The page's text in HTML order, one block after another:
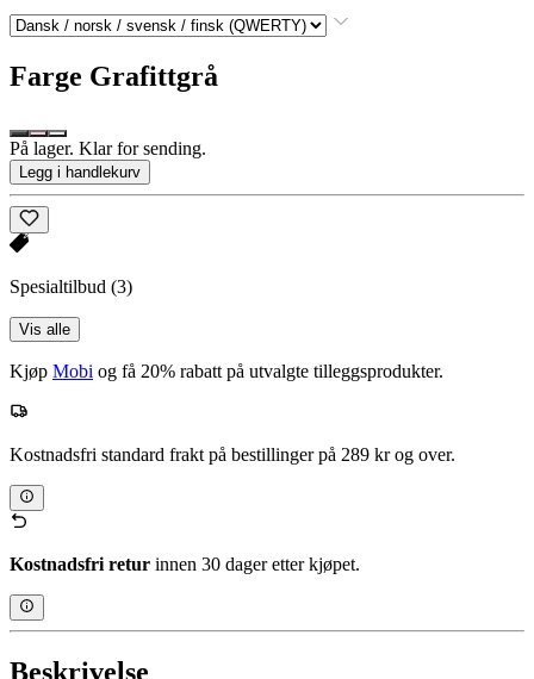
Farge Grafittgrå
På lager. Klar for sending.
Legg i handlekurv
Spesialtilbud (3)
Vis alle
Kjøp Mobi og få 20% rabatt på utvalgte tilleggsprodukter.
Kostnadsfri standard frakt på bestillinger på 289 kr og over.
Kostnadsfri retur innen 30 dager etter kjøpet.
Beskrivelse